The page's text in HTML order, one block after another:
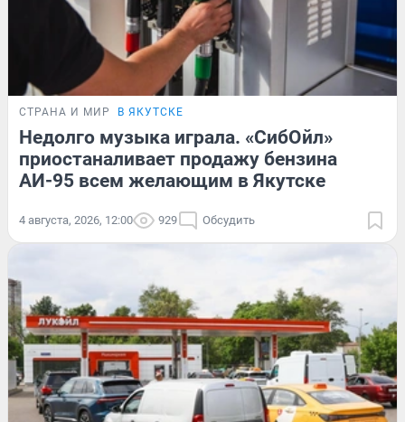
СТРАНА И МИР В ЯКУТСКЕ
Недолго музыка играла. «СибОйл»
приостаналивает продажу бензина
АИ-95 всем желающим в Якутске
4 августа, 2026, 12:00 929 Обсудить